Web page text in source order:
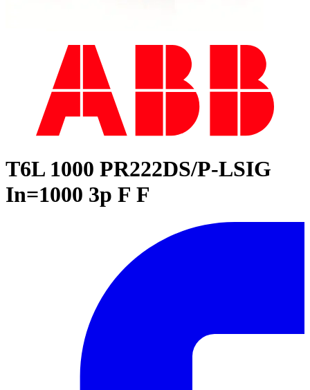
T6L 1000 PR222DS/P-LSIG
In=1000 3p F F